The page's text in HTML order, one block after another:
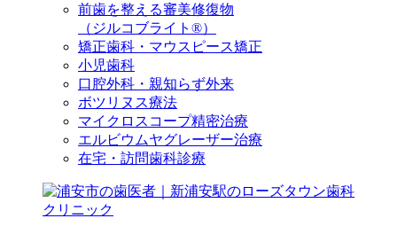
前歯を整える審美修復物
（ジルコブライト®）
矯正歯科・マウスピース矯正
小児歯科
口腔外科・親知らず外来
ボツリヌス療法
マイクロスコープ精密治療
エルビウムヤグレーザー治療
在宅・訪問歯科診療